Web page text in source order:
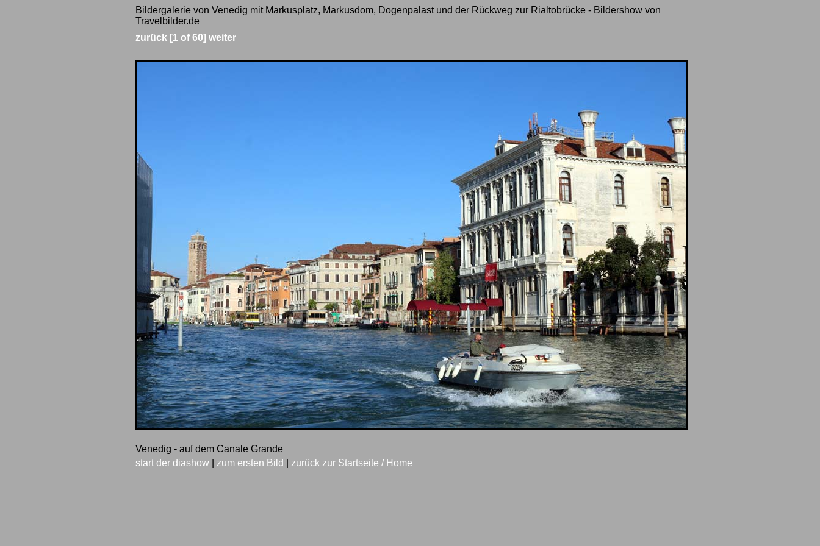
Bildergalerie von Venedig mit Markusplatz, Markusdom, Dogenpalast und der Rückweg zur Rialtobrücke - Bildershow von
Travelbilder.de
zurück [1 of 60] weiter
Venedig - auf dem Canale Grande
start der diashow
zum ersten Bild zurück zur Startseite / Home